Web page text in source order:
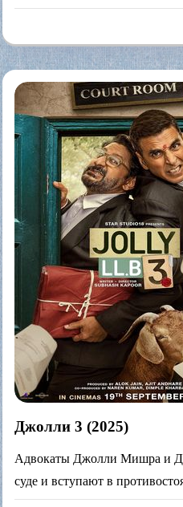
Джолли 3 (2025)
Адвокаты Джолли Мишра и
суде и вступают в